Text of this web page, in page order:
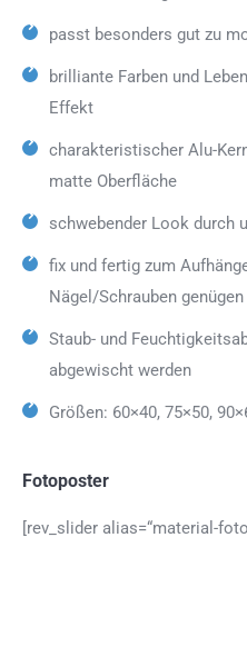
passt besonders gut zu
brilliante Farben und
Effekt
charakteristischer Alu-
matte Oberfläche
schwebender Look durch
fix und fertig zum
Nägel/Schrauben genügen
Staub- und
abgewischt werden
Größen: 60×40, 75×50,
Fotoposter
[rev_slider alias=“material-